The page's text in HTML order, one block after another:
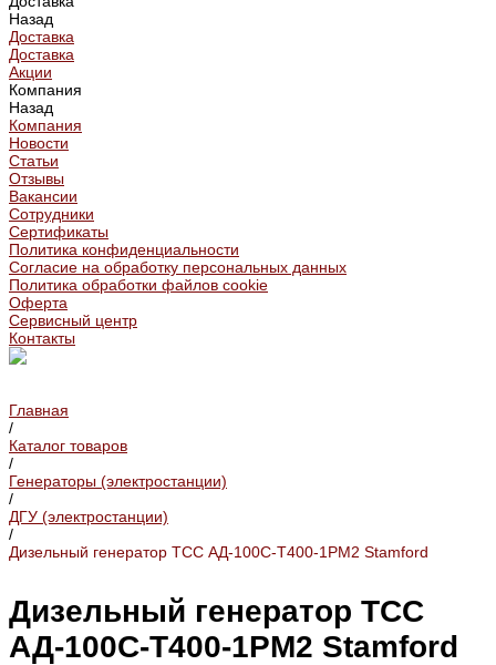
Назад
Доставка
Доставка
Акции
Компания
Назад
Компания
Новости
Статьи
Отзывы
Вакансии
Сотрудники
Сертификаты
Политика конфиденциальности
Согласие на обработку персональных данных
Политика обработки файлов cookie
Оферта
Сервисный центр
Контакты
Главная
/
Каталог товаров
/
Генераторы (электростанции)
/
ДГУ (электростанции)
/
Дизельный генератор ТСС АД-100С-Т400-1РМ2 Stamford
Дизельный генератор ТСС
АД-100С-Т400-1РМ2 Stamford